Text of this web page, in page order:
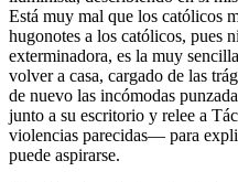
Está muy mal que los católicos
hugonotes a los católicos, pues
exterminadora, es la muy
volver a casa, cargado de las
de nuevo las incómodas
junto a su escritorio y relee a
violencias parecidas— para
puede aspirarse.